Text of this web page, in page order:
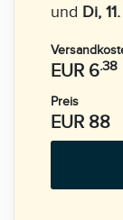
und Di,
EUR 6.38
Preis
EUR 88